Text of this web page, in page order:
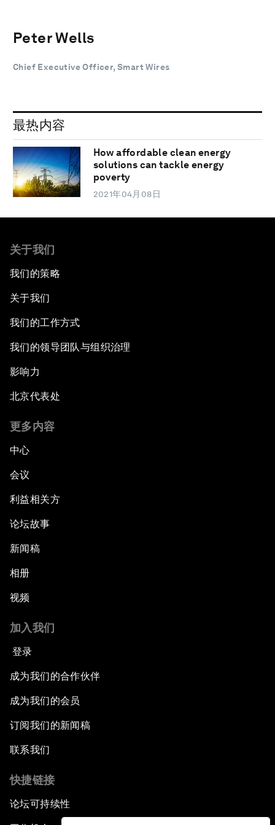
Peter Wells
Chief Executive Officer, Smart Wires
最热内容
How affordable clean energy
solutions can tackle energy
poverty
2021年04月08日
关于我们
我们的策略
关于我们
我们的工作方式
我们的领导团队与组织治理
影响力
北京代表处
更多内容
中心
会议
利益相关方
论坛故事
新闻稿
相册
视频
加入我们
登录
成为我们的合作伙伴
成为我们的会员
订阅我们的新闻稿
联系我们
快捷链接
论坛可持续性